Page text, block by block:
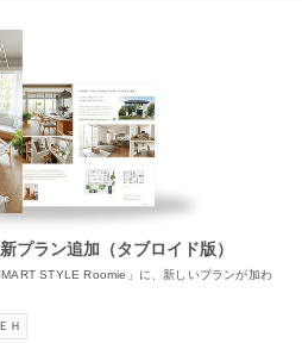
プラン追加（タブロイド版）
STYLE Roomie」に、新しいプランが加わ
Ｈ